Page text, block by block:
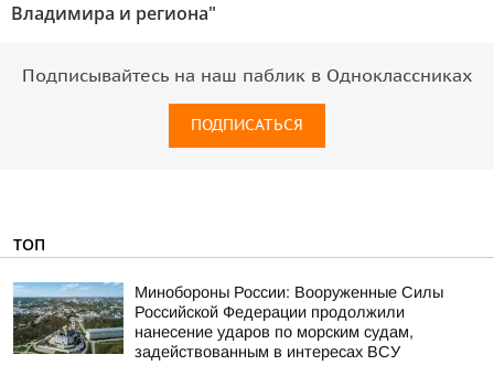
Владимира и региона"
Подписывайтесь на наш паблик в Одноклассниках
ПОДПИСАТЬСЯ
ТОП
Минобороны России: Вооруженные Силы
Российской Федерации продолжили
нанесение ударов по морским судам,
задействованным в интересах ВСУ